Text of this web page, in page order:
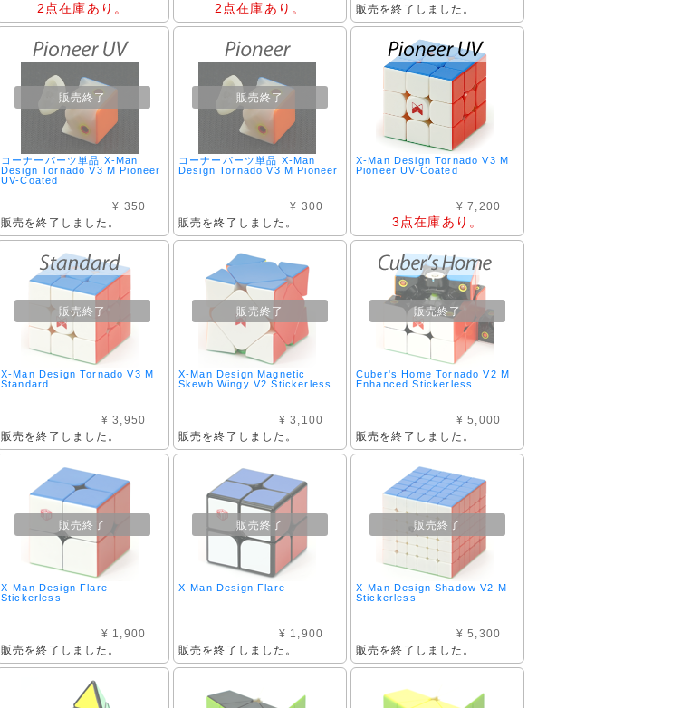
2点在庫あり。 2点在庫あり。 販売を終了しました。
販売終了
コーナーパーツ単品 X-Man
Design Tornado V3 M Pioneer
UV-Coated
¥ 350
販売を終了しました。
販売終了
コーナーパーツ単品 X-Man
Design Tornado V3 M Pioneer
¥ 300
販売を終了しました。
X-Man Design Tornado V3 M
Pioneer UV-Coated
¥ 7,200
3点在庫あり。
販売終了
X-Man Design Tornado V3 M
Standard
¥ 3,950
販売を終了しました。
販売終了
X-Man Design Magnetic
Skewb Wingy V2 Stickerless
¥ 3,100
販売を終了しました。
販売終了
Cuber's Home Tornado V2 M
Enhanced Stickerless
¥ 5,000
販売を終了しました。
販売終了
X-Man Design Flare
Stickerless
¥ 1,900
販売を終了しました。
販売終了
X-Man Design Flare
¥ 1,900
販売を終了しました。
販売終了
X-Man Design Shadow V2 M
Stickerless
¥ 5,300
販売を終了しました。